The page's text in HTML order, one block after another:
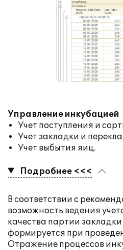
Управление инкубацией
Учет поступления и
Учет закладки и
Учет выбытия яиц.
Подробнее <<<
В соответствии с
возможность ведения
качества партии
формируется при
Отражение процессов